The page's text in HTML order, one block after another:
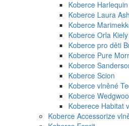
Koberce Harlequin
Koberce Laura
Koberce
Koberce Orla
Koberce pro děti
Koberce Pure
Koberce
Koberce Scion
Koberce vlněné
Koberce
Koberece Habitat
Koberce Accessorize